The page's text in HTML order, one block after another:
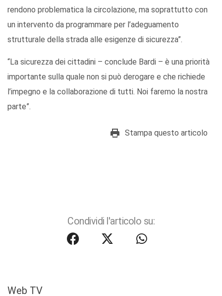
rendono problematica la circolazione, ma soprattutto con
un intervento da programmare per l’adeguamento
strutturale della strada alle esigenze di sicurezza”.
“La sicurezza dei cittadini – conclude Bardi – è una priorità
importante sulla quale non si può derogare e che richiede
l’impegno e la collaborazione di tutti. Noi faremo la nostra
parte”.
Stampa questo articolo
Condividi l'articolo su:
Web TV